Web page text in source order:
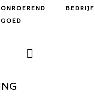
ONROEREND
GOED
BEDRIJF